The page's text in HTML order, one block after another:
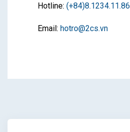
Hotline: (+84)8.1234.11.86
Email: hotro@2cs.vn